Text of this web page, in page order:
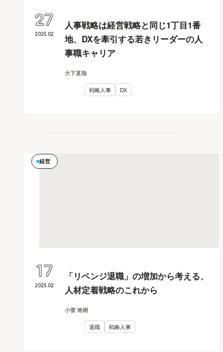
人事戦略は経営戦略と同じ1丁目1番
地、DXを牽引する若きリーダーの人
事職キャリア
大下直哉
戦略人事 DX
2025.02
27
経営
「リベンジ退職」の増加から考える、
人材定着戦略のこれから
小菅 将樹
退職 戦略人事
2025.02
17